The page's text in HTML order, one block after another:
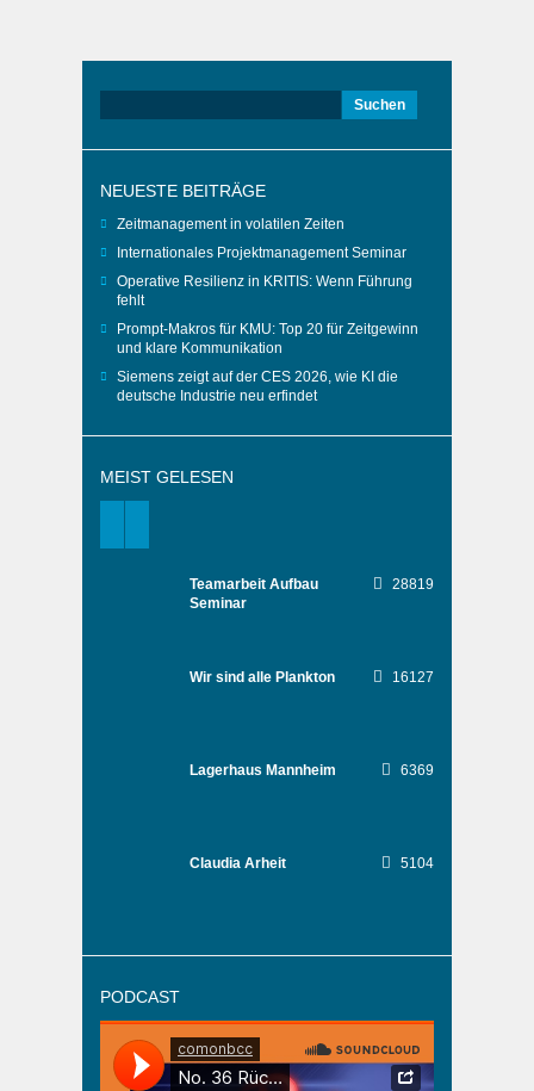
nach:
NEUESTE BEITRÄGE
Zeitmanagement in volatilen Zeiten
Internationales Projektmanagement Seminar
Operative Resilienz in KRITIS: Wenn Führung
fehlt
Prompt-Makros für KMU: Top 20 für Zeitgewinn
und klare Kommunikation
Siemens zeigt auf der CES 2026, wie KI die
deutsche Industrie neu erfindet
MEIST GELESEN
Teamarbeit Aufbau
Seminar
28819
Wir sind alle Plankton 16127
Lagerhaus Mannheim 6369
Claudia Arheit 5104
PODCAST